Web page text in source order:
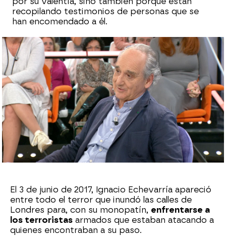
recopilando testimonios de personas que se
han encomendado a él.
Sara Ruiz
Publicado:30 de enero de 2024, 19:03
WhatsappFacebook
X Flipboard
El 3 de junio de 2017, Ignacio Echevarría apareció
entre todo el terror que inundó las calles de
Londres para, con su monopatín, enfrentarse a
los terroristas armados que estaban atacando a
quienes encontraban a su paso.